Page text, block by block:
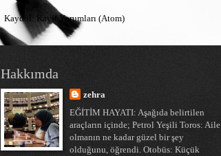
Kaydol: Kayıt Yorumları (Atom)
Hakkımda
zehra
EĞİTİM HAYATI: Aşağıda belirtilen
araçların içinde; Petrol Yeşili Toros: Aile
olmanın ne kadar güzel bir şey
olduğunu, öğrendi. Otobüs: Küçük